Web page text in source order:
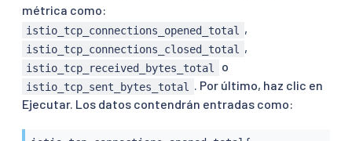
métrica como:
istio_tcp_connections_opened_total ,
istio_tcp_connections_closed_total ,
istio_tcp_received_bytes_total o
istio_tcp_sent_bytes_total
. Por último, haz clic en
Ejecutar. Los datos contendrán entradas como: